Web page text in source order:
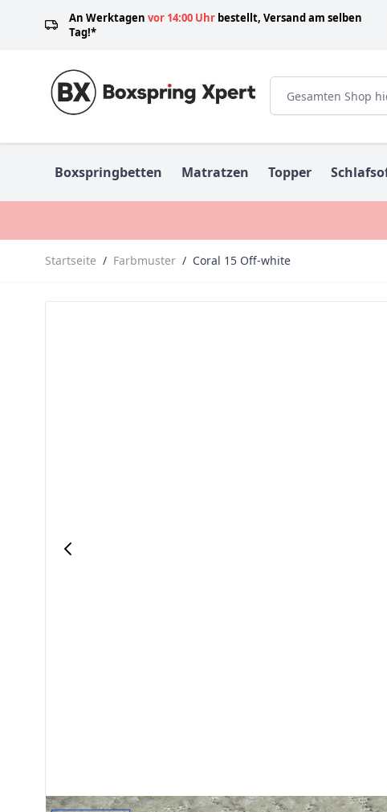
An Werktagen vor 14:00 Uhrbestellt, Versand am selben
Tag!*
Boxspringbetten Matratzen Topper
Startseite / Farbmuster / Coral 15 Off-white